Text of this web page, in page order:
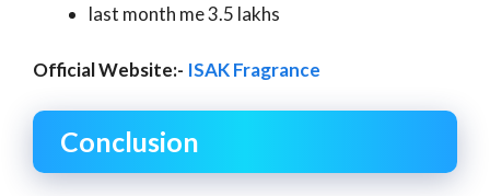
last month me 3.5 lakhs
Official Website:- ISAK Fragrance
Conclusion